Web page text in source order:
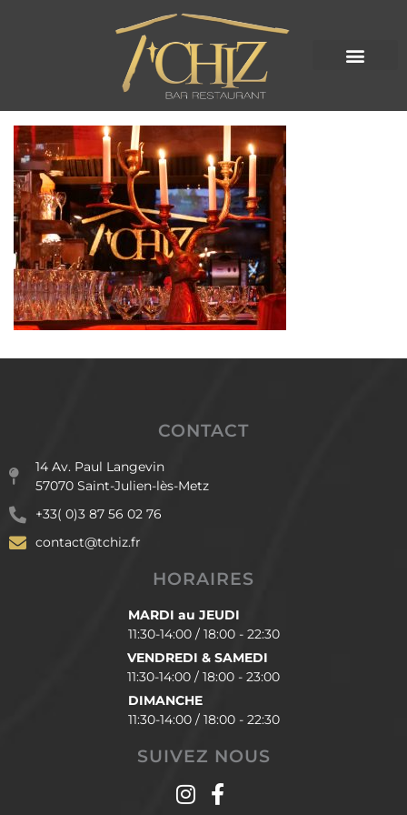
CONTACT
14 Av. Paul Langevin
57070 Saint-Julien-lès-Metz
+33( 0)3 87 56 02 76
contact@tchiz.fr
HORAIRES
MARDI au JEUDI
11:30-14:00 / 18:00 - 22:30
VENDREDI & SAMEDI
11:30-14:00 / 18:00 - 23:00
DIMANCHE
11:30-14:00 / 18:00 - 22:30
SUIVEZ NOUS